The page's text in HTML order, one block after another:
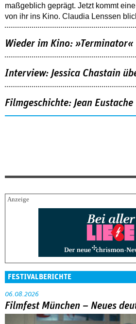
maßgeblich geprägt. Jetzt kommt
von ihr ins Kino. Claudia Lenssen
Wieder im Kino:
Interview: Jessica Chastain
Filmgeschichte: Jean Eustache
FESTIVALBERICHTE
06.08.2026
Filmfest München – Neues